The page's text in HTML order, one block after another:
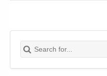
Search for:
Buscar